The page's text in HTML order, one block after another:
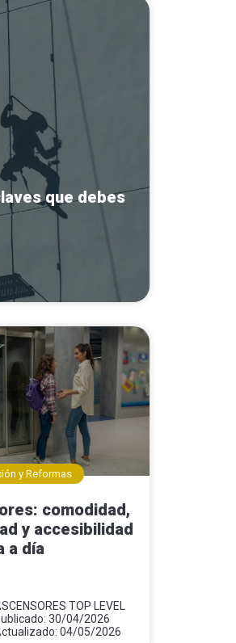
que debes
y Reformas
comodidad,
y accesibilidad
a día
TOP LEVEL
30/04/2026
04/05/2026